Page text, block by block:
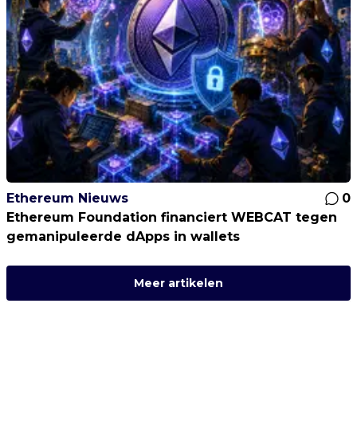
Ethereum Nieuws
0
Ethereum Foundation financiert WEBCAT tegen
gemanipuleerde dApps in wallets
Meer artikelen